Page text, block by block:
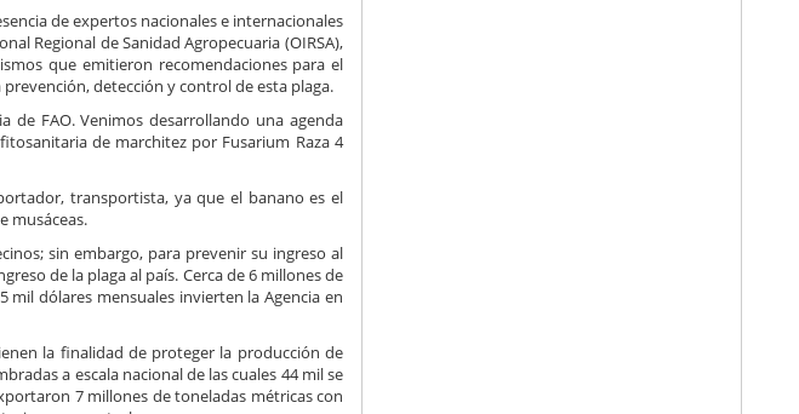
de expertos nacionales e internacionales
Regional de Sanidad Agropecuaria (OIRSA),
que emitieron recomendaciones para el
detección y control de esta plaga.
de FAO. Venimos desarrollando una agenda
de marchitez por Fusarium Raza 4
transportista, ya que el banano es el
musáceas.
sin embargo, para prevenir su ingreso al
de la plaga al país. Cerca de 6 millones de
dólares mensuales invierten la Agencia en
la finalidad de proteger la producción de
a escala nacional de las cuales 44 mil se
7 millones de toneladas métricas con